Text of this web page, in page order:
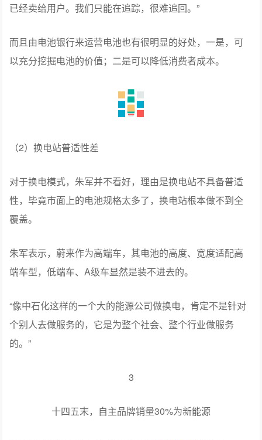
已经卖给用户。我们只能在追踪，很难追回。”
而且由电池银行来运营电池也有很明显的好处，一是，可
以充分挖掘电池的价值；二是可以降低消费者成本。
（2）换电站普适性差
对于换电模式，朱军并不看好，理由是换电站不具备普适
性，毕竟市面上的电池规格太多了，换电站根本做不到全
覆盖。
朱军表示，蔚来作为高端车，其电池的高度、宽度适配高
端车型，低端车、A级车显然是装不进去的。
“像中石化这样的一个大的能源公司做换电，肯定不是针对
个别人去做服务的，它是为整个社会、整个行业做服务
的。”
3
十四五末，自主品牌销量30%为新能源